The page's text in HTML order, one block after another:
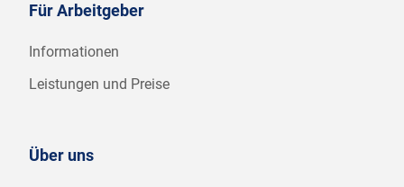
Für Arbeitgeber
Informationen
Leistungen und Preise
Über uns